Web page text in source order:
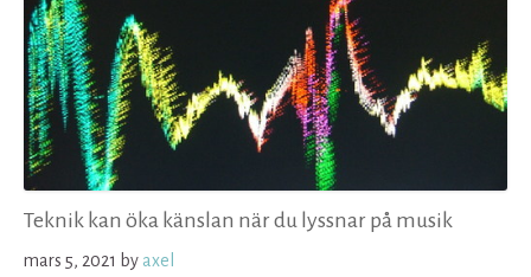
Teknik kan öka känslan när du lyssnar på musik
mars 5, 2021 by axel